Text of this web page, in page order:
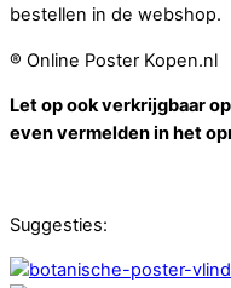
bestellen in de webshop.
® Online Poster Kopen.nl
Let op ook verkrijgbaar
even vermelden in het
Suggesties: